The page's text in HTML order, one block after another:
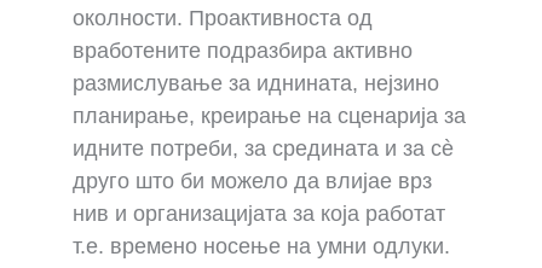
околности. Проактивноста од
вработените подразбира активно
размислување за иднината, нејзино
планирање, креирање на сценарија за
идните потреби, за средината и за сè
друго што би можело да влијае врз
нив и организацијата за која работат
т.е. времено носење на умни одлуки.